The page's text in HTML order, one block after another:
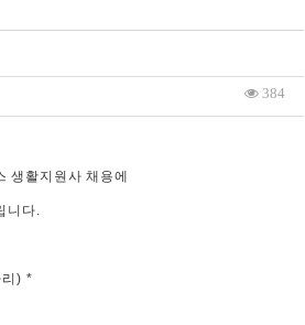
384
생활지원사 채용에
니다.
리) *